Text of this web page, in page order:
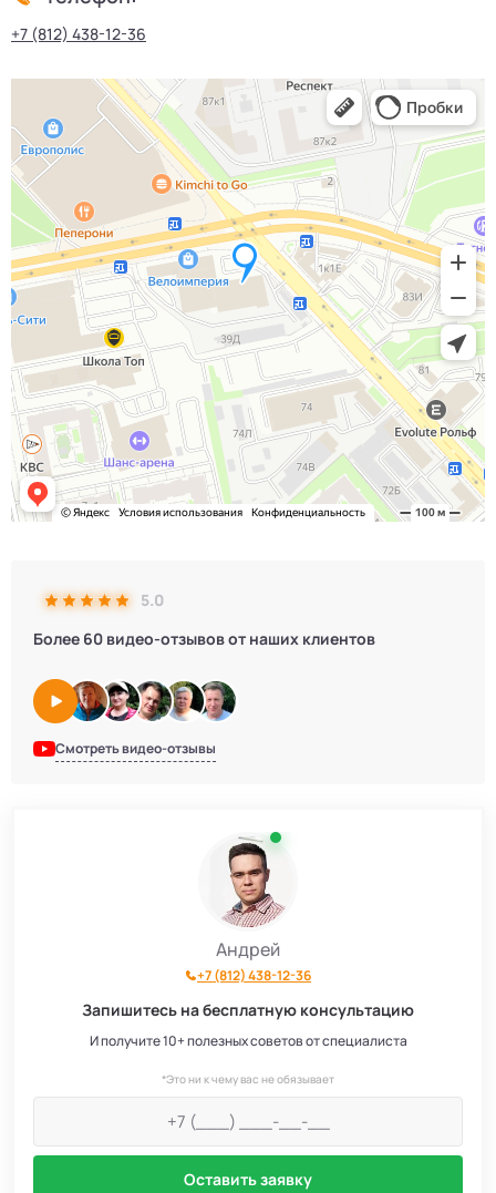
5.0
Более 60 видео-отзывов от наших клиентов
Смотреть видео-отзывы
Андрей
+7 (812) 438-12-36
Запишитесь на бесплатную консультацию
И получите 10+ полезных советов от специалиста
*Это ни к чему вас не обязывает
Оставить заявку
+7 (812) 438-12-36